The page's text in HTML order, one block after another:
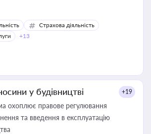
Страхова діяльність
+13
у будівництві +19
охоплює правове регулювання
та введення в експлуатацію